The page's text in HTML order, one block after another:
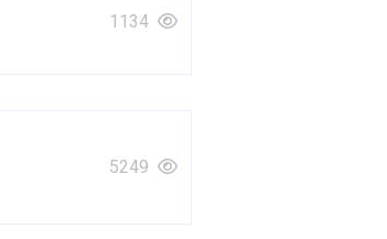
1134
5249